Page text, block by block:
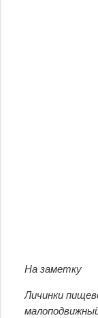
На заметку
Личинки